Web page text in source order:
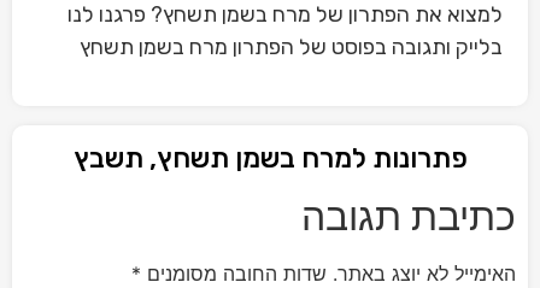
למצוא את הפתרון של מרח בשמן תשחץ? פרגנו לנו
בלייק ותגובה בפוסט של הפתרון מרח בשמן תשחץ
פתרונות למרח בשמן תשחץ, תשבץ
כתיבת תגובה
האימייל לא יוצג באתר. שדות החובה מסומנים *